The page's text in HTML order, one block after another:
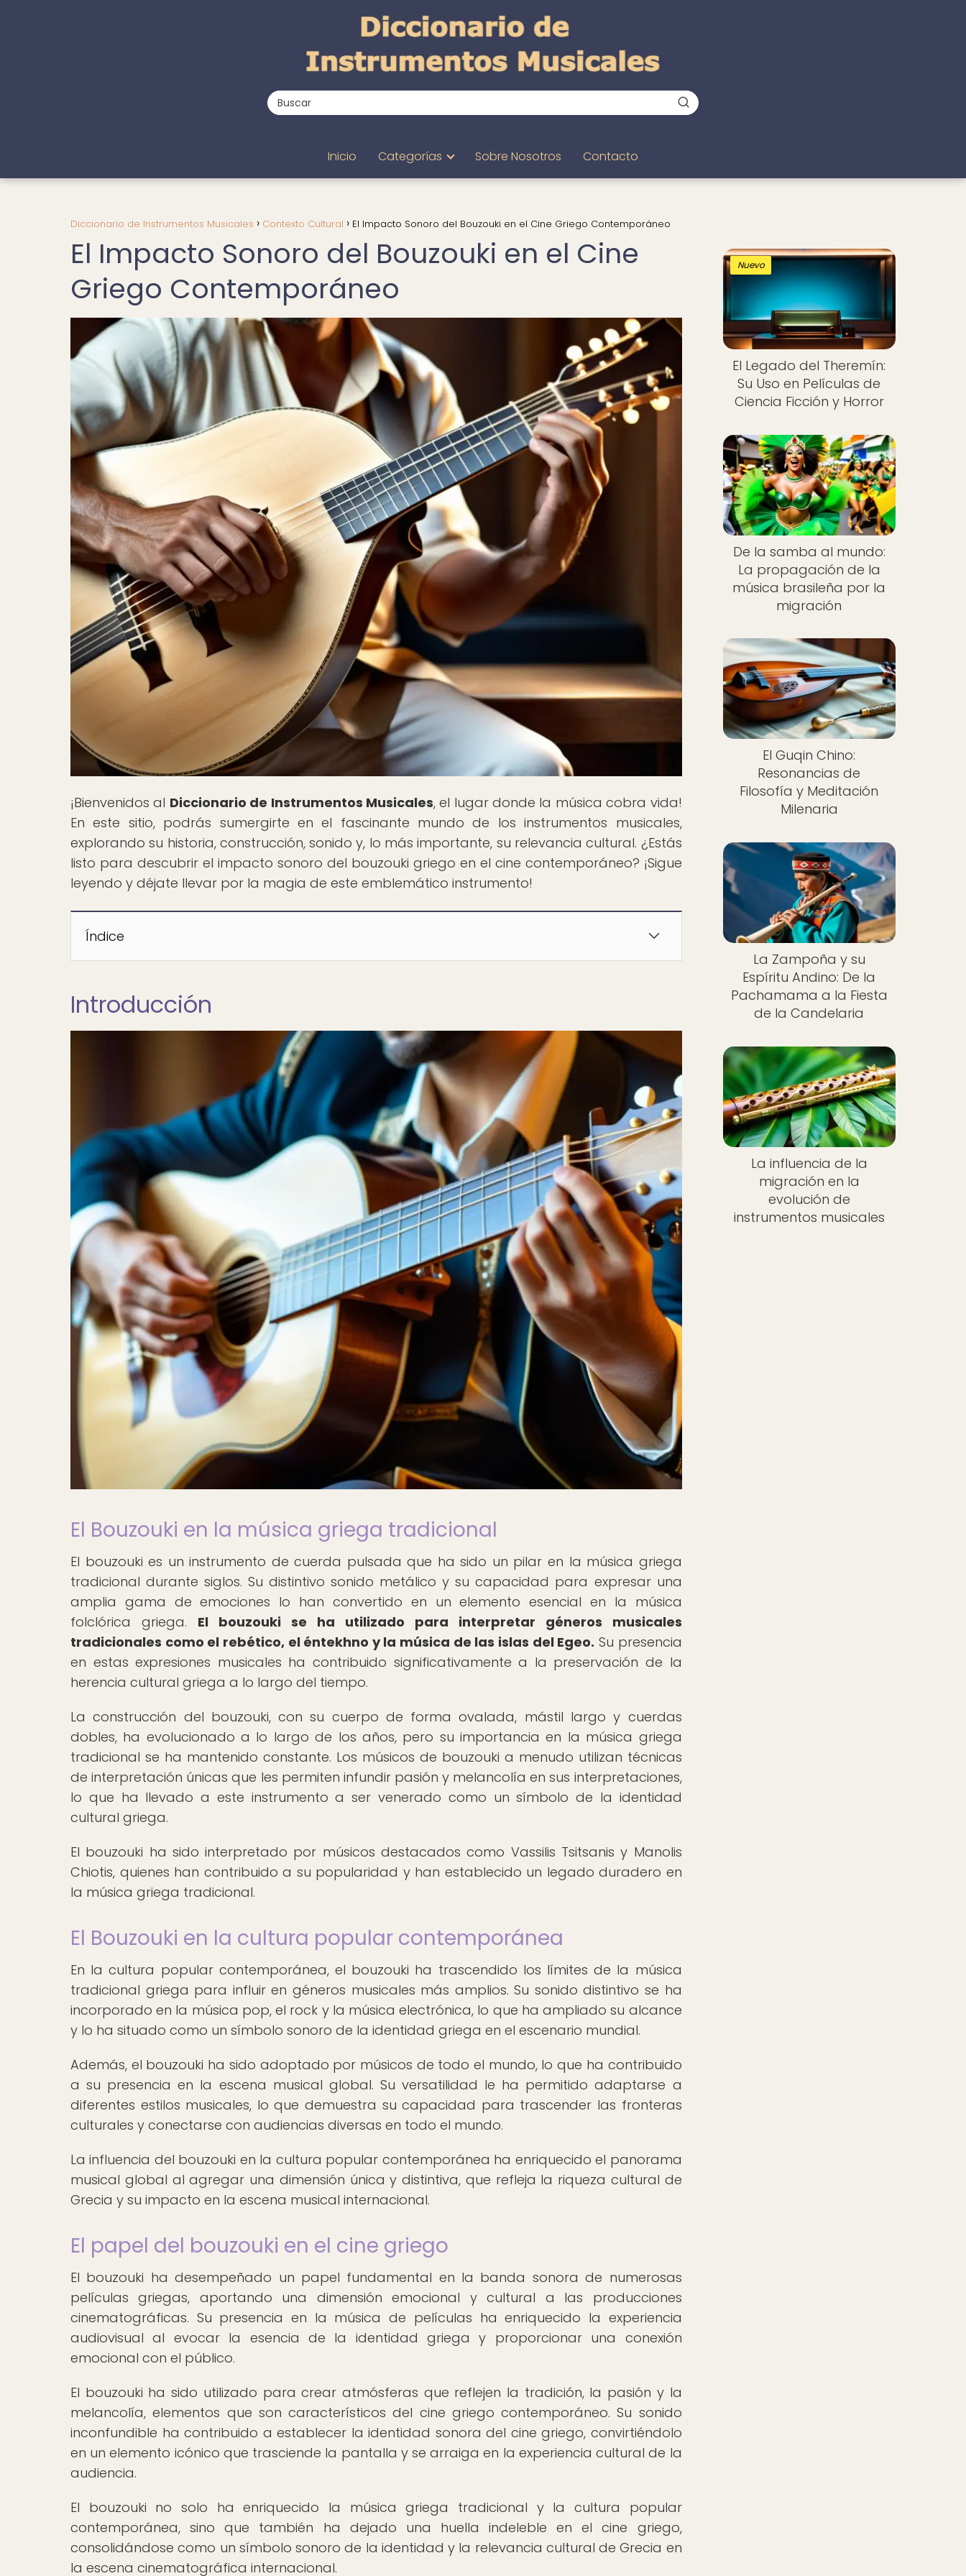
Inicio Categorías Sobre Nosotros Contacto
Diccionario de Instrumentos Musicales Contexto Cultural El Impacto Sonoro del Bouzouki en el Cine Griego Contemporáneo
El Impacto Sonoro del Bouzouki en el Cine
Griego Contemporáneo
¡Bienvenidos al Diccionario de Instrumentos Musicales, el lugar donde la música cobra vida!
En este sitio, podrás sumergirte en el fascinante mundo de los instrumentos musicales,
explorando su historia, construcción, sonido y, lo más importante, su relevancia cultural. ¿Estás
listo para descubrir el impacto sonoro del bouzouki griego en el cine contemporáneo? ¡Sigue
leyendo y déjate llevar por la magia de este emblemático instrumento!
Índice
Introducción
El Bouzouki en la música griega tradicional
El bouzouki es un instrumento de cuerda pulsada que ha sido un pilar en la música griega
tradicional durante siglos. Su distintivo sonido metálico y su capacidad para expresar una
amplia gama de emociones lo han convertido en un elemento esencial en la música
folclórica griega. El bouzouki se ha utilizado para interpretar géneros musicales
tradicionales como el rebético, el éntekhno y la música de las islas del Egeo. Su presencia
en estas expresiones musicales ha contribuido significativamente a la preservación de la
herencia cultural griega a lo largo del tiempo.
La construcción del bouzouki, con su cuerpo de forma ovalada, mástil largo y cuerdas
dobles, ha evolucionado a lo largo de los años, pero su importancia en la música griega
tradicional se ha mantenido constante. Los músicos de bouzouki a menudo utilizan técnicas
de interpretación únicas que les permiten infundir pasión y melancolía en sus interpretaciones,
lo que ha llevado a este instrumento a ser venerado como un símbolo de la identidad
cultural griega.
El bouzouki ha sido interpretado por músicos destacados como Vassilis Tsitsanis y Manolis
Chiotis, quienes han contribuido a su popularidad y han establecido un legado duradero en
la música griega tradicional.
El Bouzouki en la cultura popular contemporánea
En la cultura popular contemporánea, el bouzouki ha trascendido los límites de la música
tradicional griega para influir en géneros musicales más amplios. Su sonido distintivo se ha
incorporado en la música pop, el rock y la música electrónica, lo que ha ampliado su alcance
y lo ha situado como un símbolo sonoro de la identidad griega en el escenario mundial.
Además, el bouzouki ha sido adoptado por músicos de todo el mundo, lo que ha contribuido
a su presencia en la escena musical global. Su versatilidad le ha permitido adaptarse a
diferentes estilos musicales, lo que demuestra su capacidad para trascender las fronteras
culturales y conectarse con audiencias diversas en todo el mundo.
La influencia del bouzouki en la cultura popular contemporánea ha enriquecido el panorama
musical global al agregar una dimensión única y distintiva, que refleja la riqueza cultural de
Grecia y su impacto en la escena musical internacional.
El papel del bouzouki en el cine griego
El bouzouki ha desempeñado un papel fundamental en la banda sonora de numerosas
películas griegas, aportando una dimensión emocional y cultural a las producciones
cinematográficas. Su presencia en la música de películas ha enriquecido la experiencia
audiovisual al evocar la esencia de la identidad griega y proporcionar una conexión
emocional con el público.
El bouzouki ha sido utilizado para crear atmósferas que reflejen la tradición, la pasión y la
melancolía, elementos que son característicos del cine griego contemporáneo. Su sonido
inconfundible ha contribuido a establecer la identidad sonora del cine griego, convirtiéndolo
en un elemento icónico que trasciende la pantalla y se arraiga en la experiencia cultural de la
audiencia.
El bouzouki no solo ha enriquecido la música griega tradicional y la cultura popular
contemporánea, sino que también ha dejado una huella indeleble en el cine griego,
consolidándose como un símbolo sonoro de la identidad y la relevancia cultural de Grecia en
la escena cinematográfica internacional.
Nuevo
El Legado del Theremín:
Su Uso en Películas de
Ciencia Ficción y Horror
De la samba al mundo:
La propagación de la
música brasileña por la
migración
El Guqin Chino:
Resonancias de
Filosofía y Meditación
Milenaria
La Zampoña y su
Espíritu Andino: De la
Pachamama a la Fiesta
de la Candelaria
La influencia de la
migración en la
evolución de
instrumentos musicales